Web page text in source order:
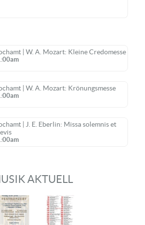
| W. A. Mozart: Kleine Credomesse
| W. A. Mozart: Krönungsmesse
| J. E. Eberlin: Missa solemnis et
AKTUELL